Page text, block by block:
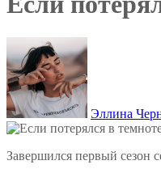
Эллина
Завершился первый сезон